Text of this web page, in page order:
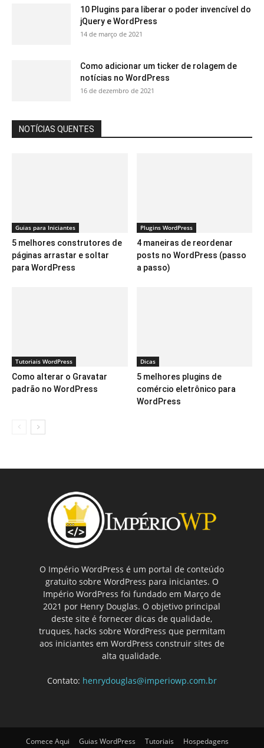
10 Plugins para liberar o poder invencível do
jQuery e WordPress
14 de março de 2021
Como adicionar um ticker de rolagem de
notícias no WordPress
16 de dezembro de 2021
NOTÍCIAS QUENTES
Guias para Iniciantes
5 melhores construtores de
páginas arrastar e soltar
para WordPress
Plugins WordPress
4 maneiras de reordenar
posts no WordPress (passo
a passo)
Tutoriais WordPress
Como alterar o Gravatar
padrão no WordPress
Dicas
5 melhores plugins de
comércio eletrônico para
WordPress
O Império WordPress é um portal de conteúdo
gratuito sobre WordPress para iniciantes. O
Império WordPress foi fundado em Março de
2021 por Henry Douglas. O objetivo principal
deste site é fornecer dicas de qualidade,
truques, hacks sobre WordPress que permitam
aos iniciantes em WordPress construir sites de
alta qualidade.
Contato: henrydouglas@imperiowp.com.br
Comece Aqui Guias WordPress Tutoriais Hospedagens